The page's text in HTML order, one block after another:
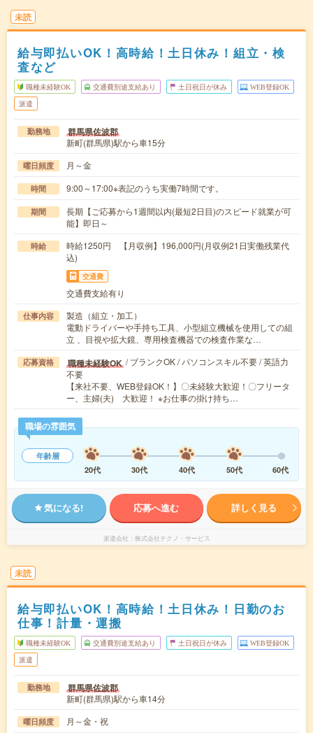
未読
給与即払いOK！高時給！土日休み！組立・検
査など
職種未経験OK 交通費別途支給あり 土日祝日が休み WEB登録OK
派遣
勤務地 群馬県佐波郡
新町(群馬県)駅から車15分
曜日頻度 月～金
時間 9:00～17:00※表記のうち実働7時間です。
期間
長期【ご応募から1週間以内(最短2日目)のスピード就業が可
能】即日～
時給
時給1250円 【月収例】196,000円(月収例21日実働残業代
込)
交通費
交通費支給有り
仕事内容
製造（組立・加工）
電動ドライバーや手持ち工具、小型組立機械を使用しての組
立 、目視や拡大鏡、専用検査機器での検査作業な…
応募資格 職種未経験OK / ブランクOK / パソコンスキル不要 / 英語力
不要
【来社不要、WEB登録OK！】〇未経験大歓迎！〇フリータ
ー、主婦(夫) 大歓迎！ ※お仕事の掛け持ち…
職場の雰囲気
年齢層
20代
30代 40代 50代 60代
気になる! 応募へ進む 詳しく見る
派遣会社 株式会社テクノ・サービス
未読
給与即払いOK！高時給！土日休み！日勤のお
仕事！計量・運搬
職種未経験OK 交通費別途支給あり 土日祝日が休み WEB登録OK
派遣
勤務地 群馬県佐波郡
新町(群馬県)駅から車14分
曜日頻度 月～金・祝